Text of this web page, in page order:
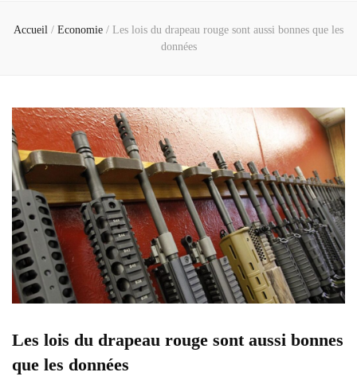
Accueil / Economie / Les lois du drapeau rouge sont aussi bonnes que les
données
Les lois du drapeau rouge sont aussi bonnes
que les données